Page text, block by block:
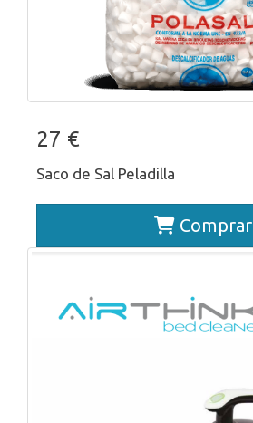
27 €
Saco de Sal Peladilla
Comprar